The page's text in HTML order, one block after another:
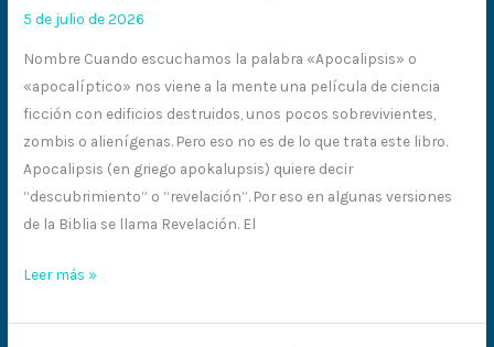
5 de julio de 2026
Nombre Cuando escuchamos la palabra «Apocalipsis» o
«apocalíptico» nos viene a la mente una película de ciencia
ficción con edificios destruidos, unos pocos sobrevivientes,
zombis o alienígenas. Pero eso no es de lo que trata este libro.
Apocalipsis (en griego apokalupsis) quiere decir
“descubrimiento” o “revelación”. Por eso en algunas versiones
de la Biblia se llama Revelación. El
Leer más »